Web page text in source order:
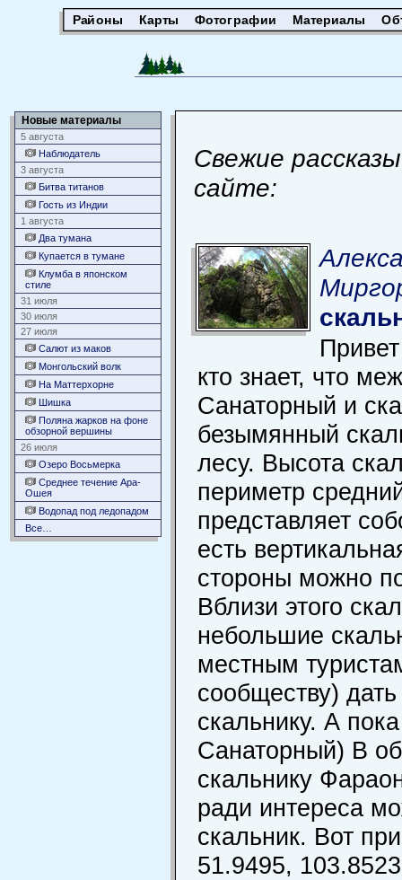
Районы Карты Фотографии Материалы
Новые материалы
5 августа
Наблюдатель
3 августа
Битва титанов
Гость из Индии
1 августа
Два тумана
Купается в тумане
Клумба в японском
стиле
31 июля
30 июля
27 июля
Салют из маков
Монгольский волк
На Маттерхорне
Шишка
Поляна жарков на фоне
обзорной вершины
26 июля
Озеро Восьмерка
Среднее течение Ара-
Ошея
Водопад под ледопадом
Все…
Свежие
сайте:
кто знает, что
Санаторный и
безымянный
лесу. Высота
периметр
представляет
есть
стороны можно
Вблизи этого
небольшие
местным
сообществу)
скальнику. А
Санаторный) В
скальнику
ради интереса
скальник. Вот
51.9495,